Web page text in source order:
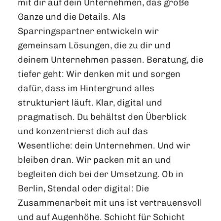
mit dir auf dein Unternehmen, das große
Ganze und die Details. Als
Sparringspartner entwickeln wir
gemeinsam Lösungen, die zu dir und
deinem Unternehmen passen. Beratung, die
tiefer geht: Wir denken mit und sorgen
dafür, dass im Hintergrund alles
strukturiert läuft. Klar, digital und
pragmatisch. Du behältst den Überblick
und konzentrierst dich auf das
Wesentliche: dein Unternehmen. Und wir
bleiben dran. Wir packen mit an und
begleiten dich bei der Umsetzung. Ob in
Berlin, Stendal oder digital: Die
Zusammenarbeit mit uns ist vertrauensvoll
und auf Augenhöhe. Schicht für Schicht